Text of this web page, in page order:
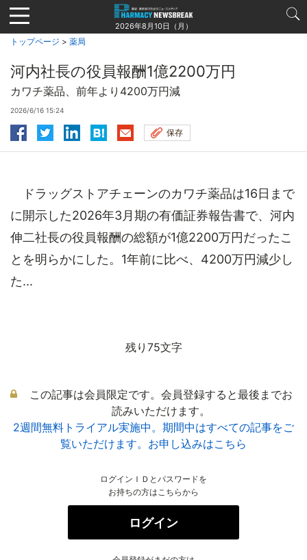
Jump
to
navigation
2026年8月10日（月）
トップページ > 薬局
河内社長の役員報酬1億2200万円
カワチ薬品、前年より4200万円減
2026/6/16 15:24
保存
ドラッグストアチェーンのカワチ薬品は16日まで
に開示した2026年3月期の有価証券報告書で、河内
伸二社長の役員報酬の総額が1億2200万円だったこ
とを明らかにした。1年前に比べ、4200万円減少し
た...
残り75文字
この記事は会員限定です。会員登録すると最後までお
読みいただけます。
2週間無料トライアル実施中。期間中はすべての記事をご
覧いただけます。お申し込みはこちら
ログインＩＤとパスワードを
お持ちの方はこちらから
ログイン